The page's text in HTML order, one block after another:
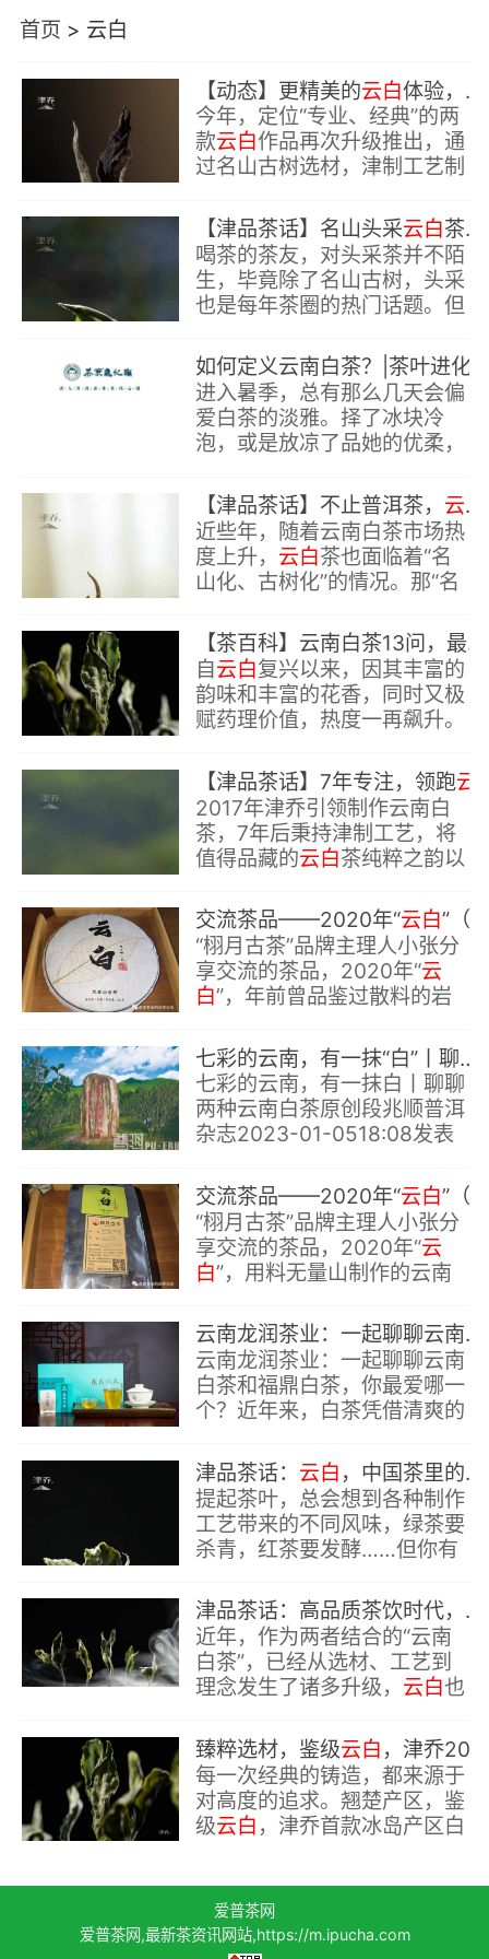
首页 > 云白
【动态】更精美的云白体验，津乔2024两款经典作品升级上市
今年，定位“专业、经典”的两
款云白作品再次升级推出，通
过名山古树选材，津制工艺制
白体验。
【津品茶话】名山头采云白茶，它究竟“高端”在哪？
喝茶的茶友，对头采茶并不陌
生，毕竟除了名山古树，头采
也是每年茶圈的热门话题。但
部分厂家都是用来制作生茶，
特别是名山头采太过于珍贵
进入暑季，总有那么几天会偏
爱白茶的淡雅。择了冰块冷
泡，或是放凉了品她的优柔，
贪凉。
【津品茶话】不止普洱茶， 云白
近些年，随着云南白茶市场热
度上升， 云白茶也面临着“名
山化、古树化”的情况。那“名
什么？它的魅力又在哪些方
面？
【茶百科】云南白茶13问，最全干货来了
自云白复兴以来，因其丰富的
韵味和丰富的花香，同时又极
赋药理价值，热度一再飙升。
是你不知道的呢？
【津品茶话】7年专注，领跑云白
2017年津乔引领制作云南白
茶，7年后秉持津制工艺，将
值得品藏的云白茶纯粹之韵以
白，津乔山头 云白新作：皓
叶、小户赛头采，即将上市，
敬请期待。
交流茶品——2020年“云白”（栩月古茶）
“栩月古茶”品牌主理人小张分
享交流的茶品，2020年“云
白”，年前曾品鉴过散料的岩
饼后的表现
七彩的云南，有一抹“白”丨聊聊两种云南白茶
七彩的云南，有一抹白丨聊聊
两种云南白茶原创段兆顺普洱
杂志2023-01-0518:08发表
滇红茶、滇绿茶、普洱茶、白
茶
交流茶品——2020年“云白”（栩月古茶）
“栩月古茶”品牌主理人小张分
享交流的茶品，2020年“云
白”，用料无量山制作的云南
“牡丹级”，岩韵牡丹。
云南龙润茶业：一起聊聊云南白茶和福鼎白茶，你最爱哪一个？
云南龙润茶业：一起聊聊云南
白茶和福鼎白茶，你最爱哪一
个？近年来，白茶凭借清爽的
市场上炙手可热的茶品类。而
津品茶话： 云白 ，中国茶里的极简主义
提起茶叶，总会想到各种制作
工艺带来的不同风味，绿茶要
杀青，红茶要发酵……但你有
的自然味道，是怎么样的呢？ 津品茶话：高品质茶饮时代，如何喝懂“高端
近年，作为两者结合的“云南
白茶”，已经从选材、工艺到
理念发生了诸多升级， 云白也
逐渐发展为值得品鉴的“高端
云白”。
臻粹选材，鉴级云白 ，津乔2022冰岛白鉴双版预订开启
每一次经典的铸造，都来源于
对高度的追求。翘楚产区，鉴
级云白 ，津乔首款冰岛产区白
爱普茶网
爱普茶网,最新茶资讯网站,https://m.ipucha.com